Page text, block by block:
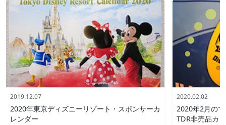
2019.12.07
2020年東京ディズニーリゾート・スポンサーカ
レンダー
2020.02.02
2020年2月の
TDR非売品カ